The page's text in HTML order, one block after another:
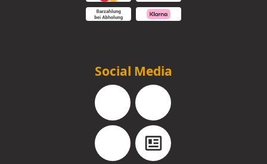
Social Media
Facebook Instagram
YouTube Blog